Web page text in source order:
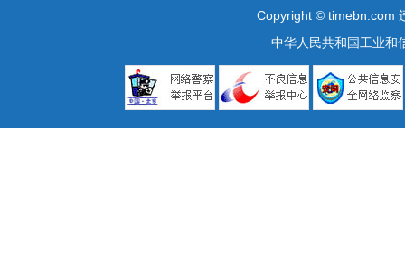
Copyright © timebn.com
中华人民共和国工业和